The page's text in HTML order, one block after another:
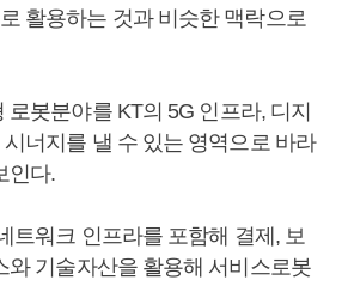
활용하는 것과 비슷한 맥락으로
봇분야를 KT의 5G 인프라, 디지
너지를 낼 수 있는 영역으로 바라
인다.
트워크 인프라를 포함해 결제, 보
와 기술자산을 활용해 서비스로봇